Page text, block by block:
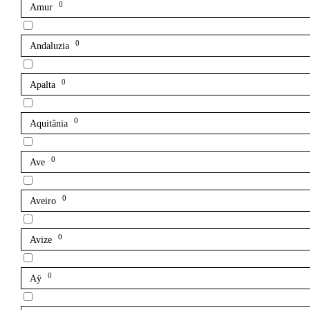
Amur 0
Andaluzia 0
Apalta 0
Aquitânia 0
Ave 0
Aveiro 0
Avize 0
Aÿ 0